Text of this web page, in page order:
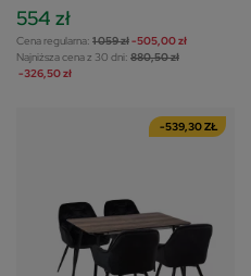
554 zł
Cena regularna: 1 059 zł-505,00 zł
Najniższa cena z 30 dni: 880,50 zł
-326,50 zł
-539,30 ZŁ